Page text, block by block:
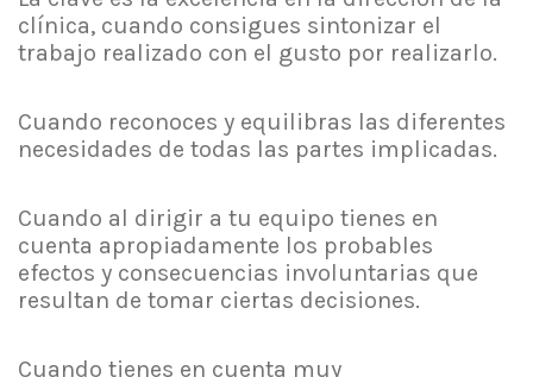
clínica, cuando consigues sintonizar el
trabajo realizado con el gusto por realizarlo.
Cuando reconoces y equilibras las diferentes
necesidades de todas las partes implicadas.
Cuando al dirigir a tu equipo tienes en
cuenta apropiadamente los probables
efectos y consecuencias involuntarias que
resultan de tomar ciertas decisiones.
Cuando tienes en cuenta muy